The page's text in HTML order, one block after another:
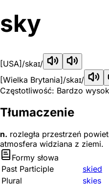
sky
[USA] /skaɪ/
[Wielka Brytania]/skaɪ/
Częstotliwość: Bardzo
Tłumaczenie
n. rozległa przestrzeń
atmosfera widziana z ziemi.
Formy słowa
Past Participle
skied
Plural
skies